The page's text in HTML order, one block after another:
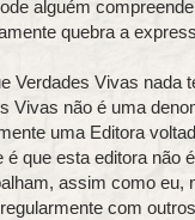
alguém
quebra a
Verdades Vivas nada
Vivas não é uma
uma Editora
que esta editora não
assim como eu,
com